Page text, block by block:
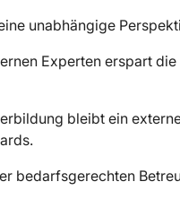
unabhängige
Experten erspart
bleibt ein
bedarfsgerechten